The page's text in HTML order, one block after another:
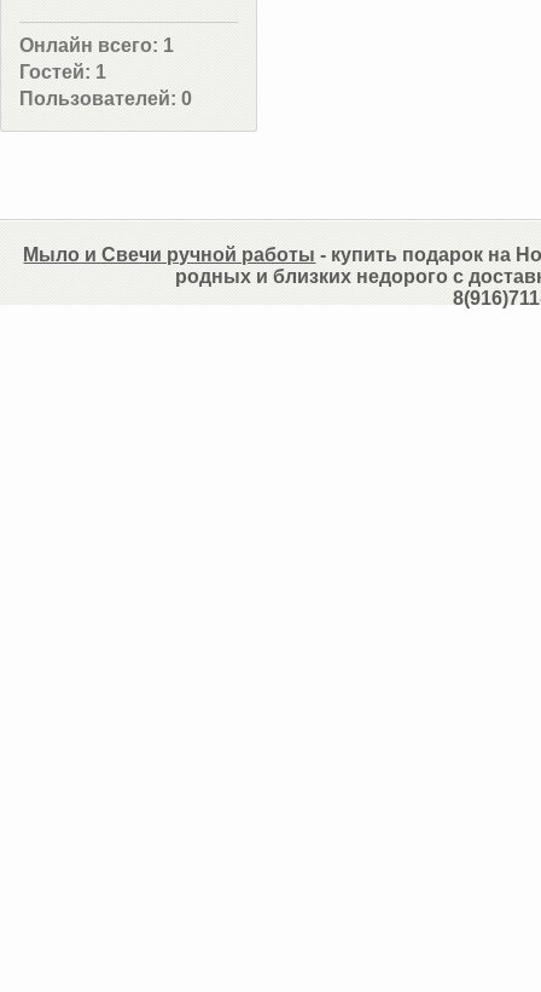
Онлайн всего: 1
Гостей: 1
Пользователей: 0
Мыло и Свечи ручной работы - купить подарок на
родных и близких недорого с